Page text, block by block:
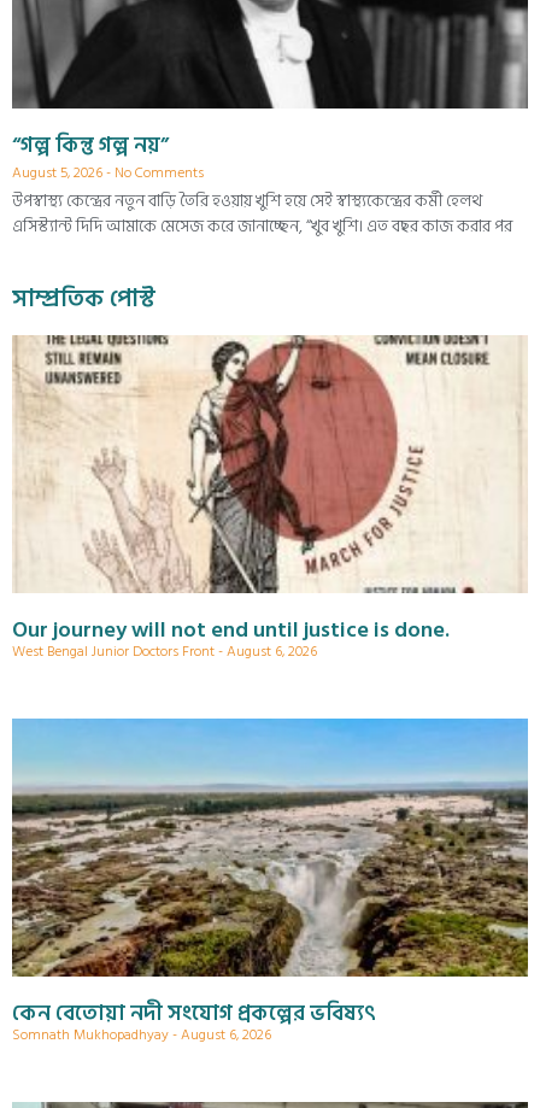
“গল্প কিন্তু গল্প নয়”
August 5, 2026 No Comments
উপস্বাস্থ্য কেন্দ্রের নতুন বাড়ি তৈরি হওয়ায় খুশি হয়ে সেই স্বাস্থ্যকেন্দ্রের কর্মী হেলথ
এসিস্ট্যান্ট দিদি আমাকে মেসেজ করে জানাচ্ছেন, “খুব খুশি। এত বছর কাজ করার পর
সাম্প্রতিক পোস্ট
Our journey will not end until justice is done.
West Bengal Junior Doctors Front August 6, 2026
কেন বেতোয়া নদী সংযোগ প্রকল্পের ভবিষ্যৎ
Somnath Mukhopadhyay August 6, 2026